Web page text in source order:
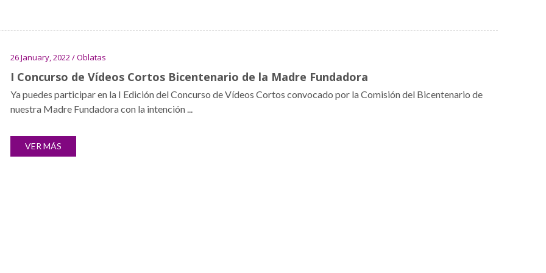
26 January, 2022 / Oblatas
I Concurso de Vídeos Cortos Bicentenario de la Madre Fundadora
Ya puedes participar en la I Edición del Concurso de Vídeos Cortos convocado por la Comisión del Bicentenario de
nuestra Madre Fundadora con la intención ...
VER MÁS